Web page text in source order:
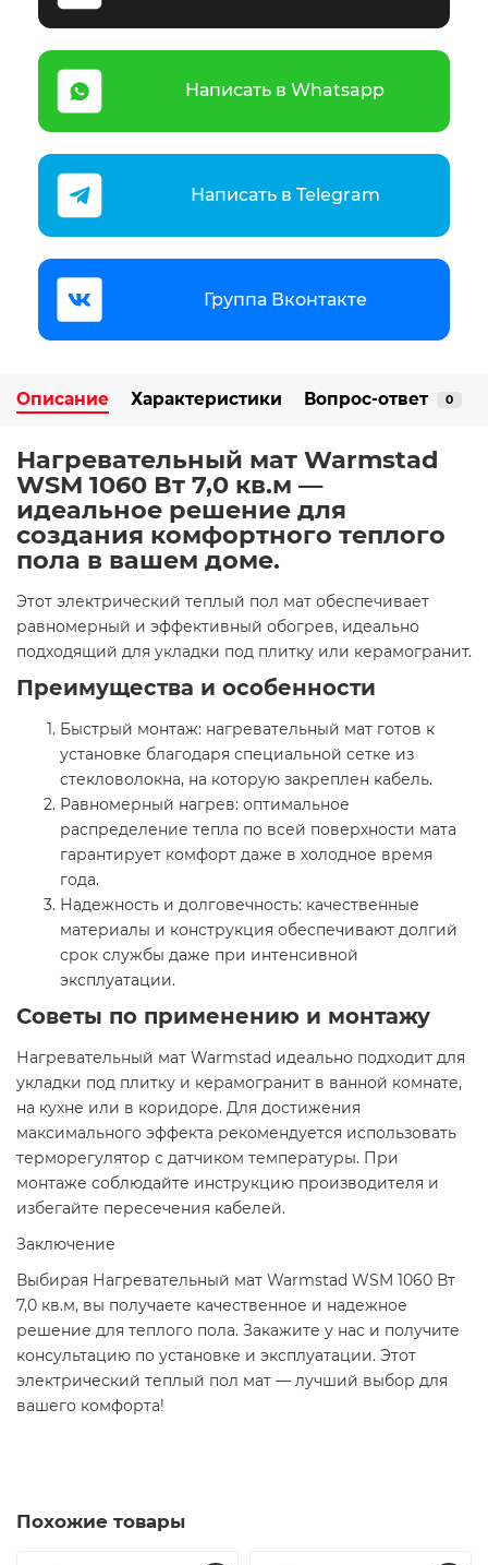
Написать в Whatsapp
Написать в Telegram
Группа Вконтакте
Описание Характеристики Вопрос-ответ 0
Нагревательный мат Warmstad
WSM 1060 Вт 7,0 кв.м —
идеальное решение для
создания комфортного теплого
пола в вашем доме.
Этот электрический теплый пол мат обеспечивает
равномерный и эффективный обогрев, идеально
подходящий для укладки под плитку или керамогранит.
Преимущества и особенности
Быстрый монтаж: нагревательный мат готов к
установке благодаря специальной сетке из
стекловолокна, на которую закреплен кабель.
Равномерный нагрев: оптимальное
распределение тепла по всей поверхности мата
гарантирует комфорт даже в холодное время
года.
Надежность и долговечность: качественные
материалы и конструкция обеспечивают долгий
срок службы даже при интенсивной
эксплуатации.
Советы по применению и монтажу
Нагревательный мат Warmstad идеально подходит для
укладки под плитку и керамогранит в ванной комнате,
на кухне или в коридоре. Для достижения
максимального эффекта рекомендуется использовать
терморегулятор с датчиком температуры. При
монтаже соблюдайте инструкцию производителя и
избегайте пересечения кабелей.
Заключение
Выбирая Нагревательный мат Warmstad WSM 1060 Вт
7,0 кв.м, вы получаете качественное и надежное
решение для теплого пола. Закажите у нас и получите
консультацию по установке и эксплуатации. Этот
электрический теплый пол мат — лучший выбор для
вашего комфорта!
Похожие товары